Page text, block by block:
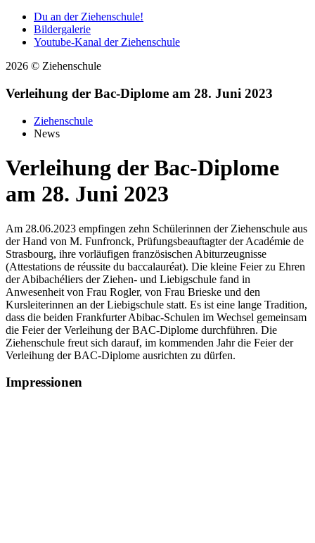
Du an der Ziehenschule!
Bildergalerie
Youtube-Kanal der Ziehenschule
2026 © Ziehenschule
Verleihung der Bac-Diplome am 28. Juni 2023
Ziehenschule
News
Verleihung der Bac-Diplome
am 28. Juni 2023
Am 28.06.2023 empfingen zehn Schülerinnen der Ziehenschule aus
der Hand von M. Funfronck, Prüfungsbeauftagter der Académie de
Strasbourg, ihre vorläufigen französischen Abiturzeugnisse
(Attestations de réussite du baccalauréat). Die kleine Feier zu Ehren
der Abibachéliers der Ziehen- und Liebigschule fand in
Anwesenheit von Frau Rogler, von Frau Brieske und den
Kursleiterinnen an der Liebigschule statt. Es ist eine lange Tradition,
dass die beiden Frankfurter Abibac-Schulen im Wechsel gemeinsam
die Feier der Verleihung der BAC-Diplome durchführen. Die
Ziehenschule freut sich darauf, im kommenden Jahr die Feier der
Verleihung der BAC-Diplome ausrichten zu dürfen.
Impressionen